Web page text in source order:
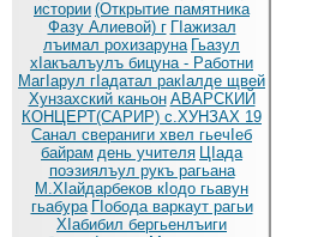
истории (Открытие памятника
Фазу Алиевой) г ГIажизал
лъимал рохизаруна Гьазул
хIакъалъулъ бицуна - Работни
МагIарул гIадатал ракIалде щвей
Хунзахский каньон АВАРСКИЙ
КОНЦЕРТ(САРИР) с.ХУНЗАХ 19
Санал свераниги хвел гьечIеб
байрам день учителя ЦIада
поэзиялъул рукъ рагьана
М.ХIайдарбеков кIодо гьавун
гьабура ГIобода варкаут рагьи
ХIабибил бергьенлъиги